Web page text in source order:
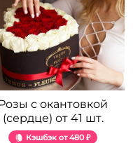
с окантовкой
(сердце) от 41 шт.
Кэшбэк 480 ₽